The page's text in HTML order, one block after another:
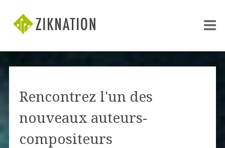
Rencontrez l'un des
nouveaux auteurs-
compositeurs